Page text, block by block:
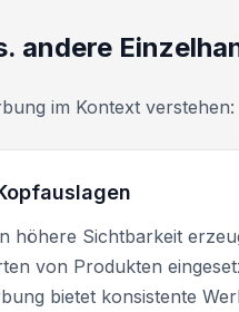
andere
im Kontext verstehen:
höhere Sichtbarkeit
von Produkten
bietet konsistente